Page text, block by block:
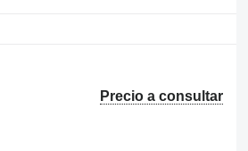
Precio a consultar